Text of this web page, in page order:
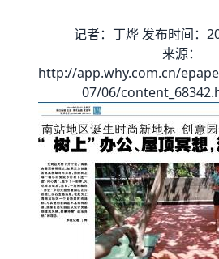
记者：丁烨 发布时间：
来源：
http://app.why.com.cn/
07/06/